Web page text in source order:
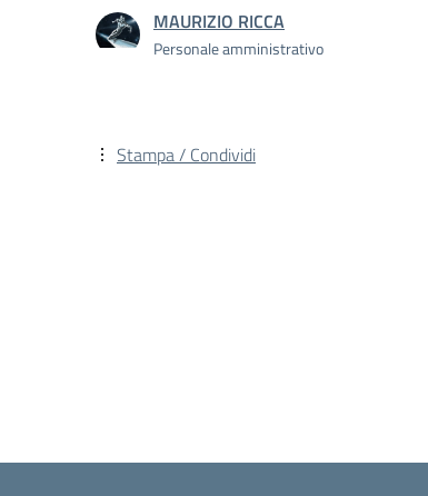
MAURIZIO RICCA
Personale amministrativo
Stampa / Condividi